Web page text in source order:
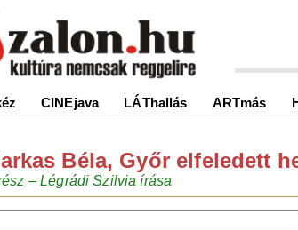
CINEjava LÁThallás ARTmás
Béla, Győr elfeledett
– Légrádi Szilvia írása